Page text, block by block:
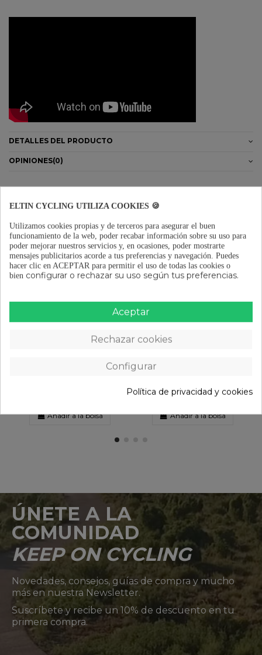
DETALLES DEL PRODUCTO
OPINIONES(0)
también compraron:
Bomba de suspensión Smash
26,95 €
Añadir a la bolsa
Luz delantera bicicleta
59,96 €
Añadir a la bolsa
ÚNETE A LA
COMUNIDAD
KEEP ON CYCLING
Novedades, consejos, guías de compra y mucho
más en nuestra Newsletter.
Suscríbete y recibe un 10% de descuento en tu
primera compra.
ELTIN CYCLING UTILIZA COOKIES 🍪
Utilizamos cookies propias y de terceros para asegurar el buen
funcionamiento de la web, poder recabar información sobre su uso para
poder mejorar nuestros servicios y, en ocasiones, poder mostrarte
mensajes publicitarios acorde a tus preferencias y navegación. Puedes
hacer clic en ACEPTAR para permitir el uso de todas las cookies o
bien configurar o rechazar su uso según tus preferencias.
Aceptar
Rechazar cookies
Configurar
Política de privacidad y cookies